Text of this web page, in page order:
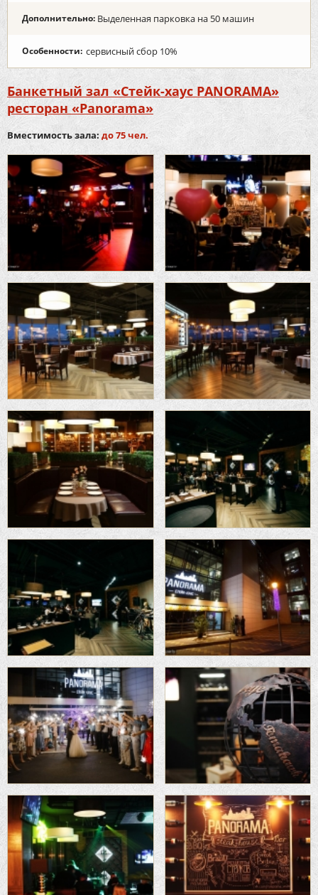
Дополнительно: Выделенная парковка на 50 машин
Особенности: сервисный сбор 10%
Банкетный зал «Стейк-хаус PANORAMA»
ресторан «Panorama»
Вместимость зала: до 75 чел.